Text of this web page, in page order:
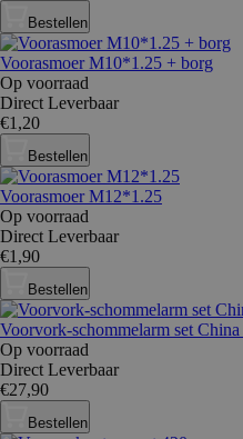
Bestellen
Voorasmoer M10*1.25 + borg
Op voorraad
Direct Leverbaar
€1,20
Bestellen
Voorasmoer M12*1.25
Op voorraad
Direct Leverbaar
€1,90
Bestellen
Voorvork-schommelarm set
Op voorraad
Direct Leverbaar
€27,90
Bestellen